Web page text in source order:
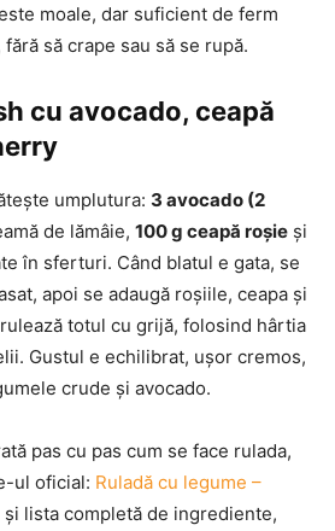
moale, dar suficient de ferm
să crape sau să se rupă.
cu avocado, ceapă
umplutura: 3 avocado (2
de lămâie, 100 g ceapă roșie și
în sferturi. Când blatul e gata, se
apoi se adaugă roșiile, ceapa și
totul cu grijă, folosind hârtia
Gustul e echilibrat, ușor cremos,
crude și avocado.
pas cu pas cum se face rulada,
ul oficial: Ruladă cu legume –
și lista completă de ingrediente,